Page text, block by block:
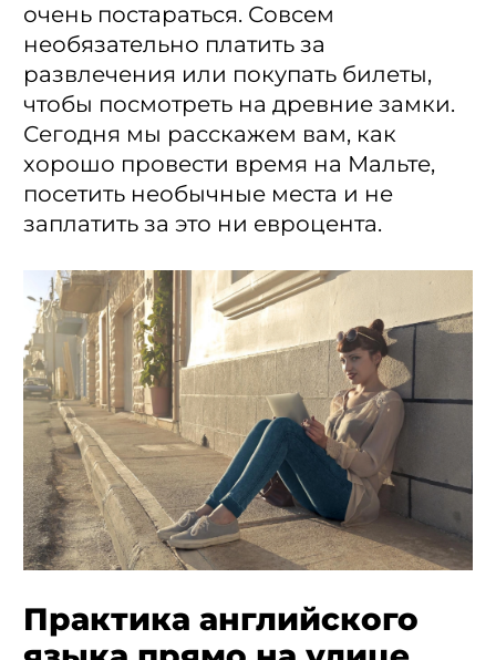
очень постараться. Совсем
необязательно платить за
развлечения или покупать билеты,
чтобы посмотреть на древние замки.
Сегодня мы расскажем вам, как
хорошо провести время на Мальте,
посетить необычные места и не
заплатить за это ни евроцента.
Практика английского